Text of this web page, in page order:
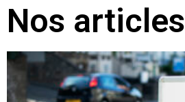
Nos articles